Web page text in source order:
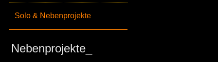
Solo & Nebenprojekte
Nebenprojekte_